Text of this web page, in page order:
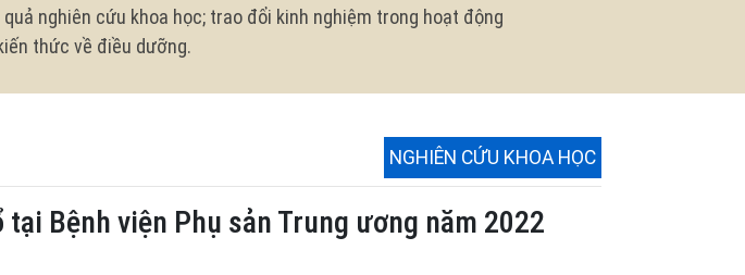
nghiên cứu khoa học; trao đổi kinh nghiệm trong hoạt động
thức về điều dưỡng.
NGHIÊN CỨU KHOA HỌC
Bệnh viện Phụ sản Trung ương năm 2022